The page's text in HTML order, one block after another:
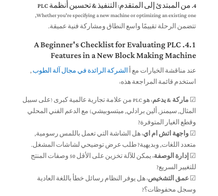
4. من المبتدئ إلى المتقدم: التنفيذ & تحسين أنظمة PLC
Whether you're specifying a new machine or optimizing an existing one
,
تتضمن الرحلة تقييمًا واسع النطاق ومشاركة فنية عميقة.
4.1.
A Beginner's Checklist for Evaluating PLC
Features in a New Block Making Machine
عند مناقشة الخيارات مع أ الشركة الرائدة في مجال آلة الطوب,
استخدم قائمة المراجعة هذه:
☑ ماركة & يدعم:
هو PLC من علامة تجارية عالمية كبرى (على سبيل
المثال, سيمنز, ألين برادلي, ميتسوبيشي) مع الدعم الفني المحلي
وقطع الغيار المتوفرة?
☑واجهة اتش ام اي:هل الشاشة التي تعمل باللمس رسومية,
متعدد اللغات, وبديهية? طلب عرض توضيحي لشاشات المشغل.
☑إدارة الوصفة:
يمكن للآلة تخزين على الأقل 50 وصفات المنتج
للتغيير السريع?
☑عمق التشخيص:هل يوفر النظام رسائل خطأ باللغة العادية
وسجل محفوظات؟?